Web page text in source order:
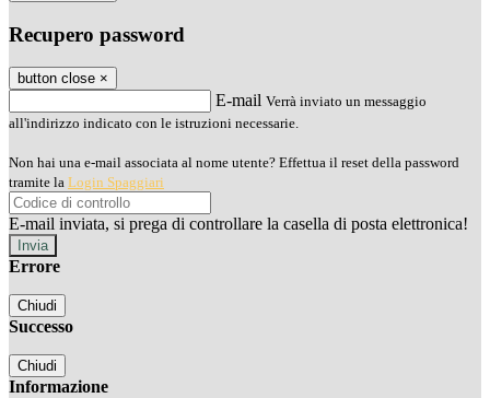
Recupero password
button close ×
E-mail Verrà inviato un messaggio
all'indirizzo indicato con le istruzioni necessarie.
Non hai una e-mail associata al nome utente? Effettua il reset della password
tramite la Login Spaggiari
E-mail inviata, si prega di controllare la casella di posta elettronica!
Errore
Chiudi
Successo
Chiudi
Informazione